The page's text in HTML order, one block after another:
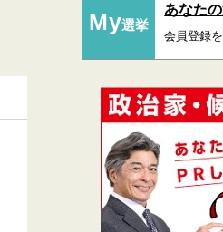
My選挙
あなた
会員登録